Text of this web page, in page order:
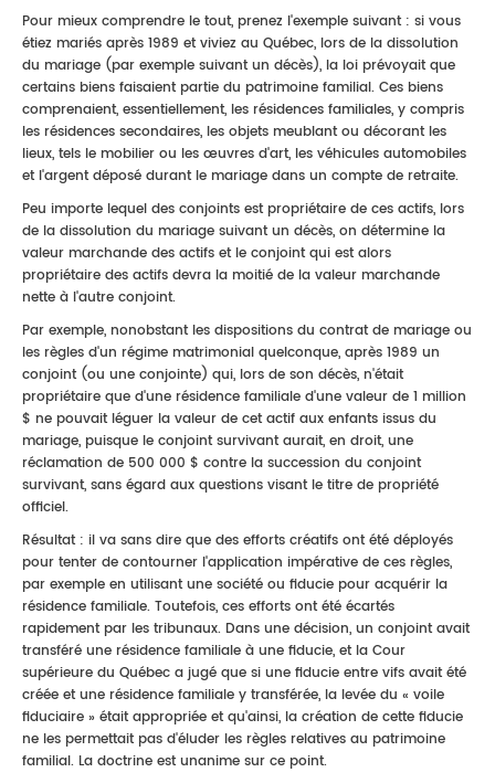
Pour mieux comprendre le tout, prenez l'exemple suivant : si vous
étiez mariés après 1989 et viviez au Québec, lors de la dissolution
du mariage (par exemple suivant un décès), la loi prévoyait que
certains biens faisaient partie du patrimoine familial. Ces biens
comprenaient, essentiellement, les résidences familiales, y compris
les résidences secondaires, les objets meublant ou décorant les
lieux, tels le mobilier ou les œuvres d'art, les véhicules automobiles
et l'argent déposé durant le mariage dans un compte de retraite.
Peu importe lequel des conjoints est propriétaire de ces actifs, lors
de la dissolution du mariage suivant un décès, on détermine la
valeur marchande des actifs et le conjoint qui est alors
propriétaire des actifs devra la moitié de la valeur marchande
nette à l'autre conjoint.
Par exemple, nonobstant les dispositions du contrat de mariage ou
les règles d'un régime matrimonial quelconque, après 1989 un
conjoint (ou une conjointe) qui, lors de son décès, n'était
propriétaire que d'une résidence familiale d'une valeur de 1 million
$ ne pouvait léguer la valeur de cet actif aux enfants issus du
mariage, puisque le conjoint survivant aurait, en droit, une
réclamation de 500 000 $ contre la succession du conjoint
survivant, sans égard aux questions visant le titre de propriété
officiel.
Résultat : il va sans dire que des efforts créatifs ont été déployés
pour tenter de contourner l'application impérative de ces règles,
par exemple en utilisant une société ou fiducie pour acquérir la
résidence familiale. Toutefois, ces efforts ont été écartés
rapidement par les tribunaux. Dans une décision, un conjoint avait
transféré une résidence familiale à une fiducie, et la Cour
supérieure du Québec a jugé que si une fiducie entre vifs avait été
créée et une résidence familiale y transférée, la levée du « voile
fiduciaire » était appropriée et qu'ainsi, la création de cette fiducie
ne les permettait pas d'éluder les règles relatives au patrimoine
familial. La doctrine est unanime sur ce point.